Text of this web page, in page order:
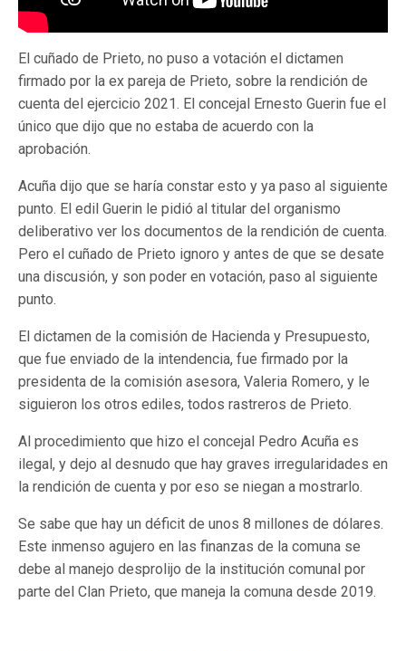
El cuñado de Prieto, no puso a votación el dictamen
firmado por la ex pareja de Prieto, sobre la rendición de
cuenta del ejercicio 2021. El concejal Ernesto Guerin fue el
único que dijo que no estaba de acuerdo con la
aprobación.
Acuña dijo que se haría constar esto y ya paso al siguiente
punto. El edil Guerin le pidió al titular del organismo
deliberativo ver los documentos de la rendición de cuenta.
Pero el cuñado de Prieto ignoro y antes de que se desate
una discusión, y son poder en votación, paso al siguiente
punto.
El dictamen de la comisión de Hacienda y Presupuesto,
que fue enviado de la intendencia, fue firmado por la
presidenta de la comisión asesora, Valeria Romero, y le
siguieron los otros ediles, todos rastreros de Prieto.
Al procedimiento que hizo el concejal Pedro Acuña es
ilegal, y dejo al desnudo que hay graves irregularidades en
la rendición de cuenta y por eso se niegan a mostrarlo.
Se sabe que hay un déficit de unos 8 millones de dólares.
Este inmenso agujero en las finanzas de la comuna se
debe al manejo desprolijo de la institución comunal por
parte del Clan Prieto, que maneja la comuna desde 2019.